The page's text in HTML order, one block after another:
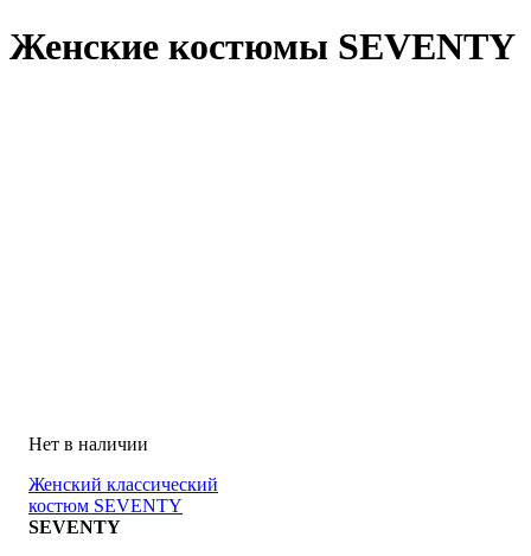
Женские костюмы SEVENTY
Женский классический
костюм SEVENTY
COMPLETO
SEVENTY